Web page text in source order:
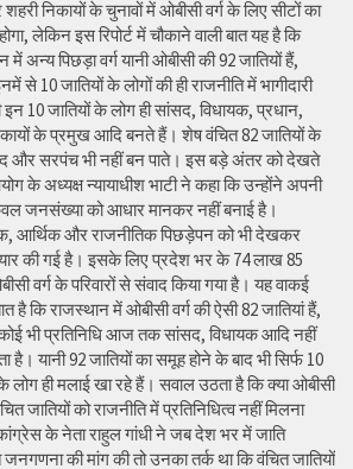
निकायों के चुनावों में ओबीसी वर्ग के लिए सीटों का
लेकिन इस रिपोर्ट में चौकाने वाली बात यह है कि
में अन्य पिछड़ा वर्ग यानी ओबीसी की 92 जातियों हैं,
से 10 जातियों के लोगों की ही राजनीति में भागीदारी
इन 10 जातियों के लोग ही सांसद, विधायक, प्रधान,
के प्रमुख आदि बनते हैं। शेष वंचित 82 जातियों के
और सरपंच भी नहीं बन पाते। इस बड़े अंतर को देखते
के अध्यक्ष न्यायाधीश भाटी ने कहा कि उन्होंने अपनी
जनसंख्या को आधार मानकर नहीं बनाई है।
आर्थिक और राजनीतिक पिछड़ेपन को भी देखकर
की गई है। इसके लिए प्रदेश भर के 74 लाख 85
वर्ग के परिवारों से संवाद किया गया है। यह वाकई
है कि राजस्थान में ओबीसी वर्ग की ऐसी 82 जातियां हैं,
भी प्रतिनिधि आज तक सांसद, विधायक आदि नहीं
है। यानी 92 जातियों का समूह होने के बाद भी सिर्फ 10
लोग ही मलाई खा रहे हैं। सवाल उठता है कि क्या ओबीसी
जातियों को राजनीति में प्रतिनिधित्व नहीं मिलना
के नेता राहुल गांधी ने जब देश भर में जाति
की मांग की तो उनका तर्क था कि वंचित जातियों